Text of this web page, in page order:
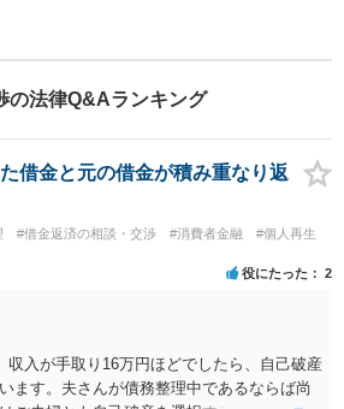
事務所を築いていけるよう
す。法律問題でお困りの方
お気軽にご相談ください。
の法律Q&Aランキング
借金と元の借金が積み重なり返
#借金返済の相談・交渉 #消費者金融
#個人再生
役にたった 2
収入が手取り16万円ほどでしたら、自己破産
ます。夫さんが債務整理中であるならば尚